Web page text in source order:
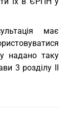
має
надано таку
3 розділу II